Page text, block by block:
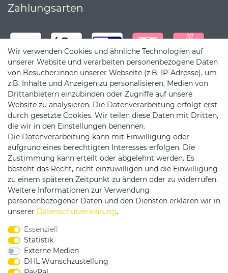
Zahlungsarten
Versandpartner
Service & Kontakt
Rufen Sie uns an unter:
0375 - 21459172
Wir verwenden Cookies und ähnliche Technologien auf
unserer Website und verarbeiten personenbezogene Daten
von Besucher:innen unserer Webseite (z.B. IP-Adresse), um
z.B. Inhalte und Anzeigen zu personalisieren, Medien von
Drittanbietern einzubinden oder Zugriffe auf unsere
Website zu analysieren. Die Datenverarbeitung erfolgt erst
durch gesetzte Cookies. Wir teilen diese Daten mit Dritten,
die wir in den Einstellungen benennen.
Die Datenverarbeitung kann mit Einwilligung oder
aufgrund eines berechtigten Interesses erfolgen. Die
Zustimmung kann erteilt oder abgelehnt werden. Es
besteht das Recht, nicht einzuwilligen und die Einwilligung
zu einem späteren Zeitpunkt zu ändern oder zu widerrufen.
Weitere Informationen zur Verwendung
personenbezogener Daten und den Diensten erklären wir in
unserer Daten­schutz­erklärung.
Essenziell
Statistik
Externe Medien
DHL Wunschzustellung